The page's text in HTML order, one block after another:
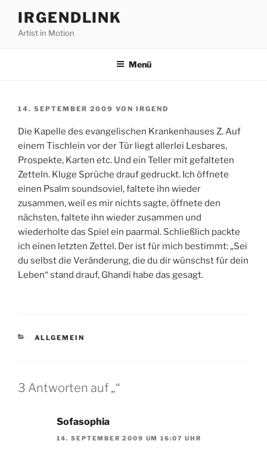
Inhalt
springen
IRGENDLINK
Artist in Motion
Menü
VERÖFFENTLICHT
14. SEPTEMBER 2009 VON IRGEND
Die Kapelle des evangelischen Krankenhauses Z. Auf
einem Tischlein vor der Tür liegt allerlei Lesbares,
Prospekte, Karten etc. Und ein Teller mit gefalteten
Zetteln. Kluge Sprüche drauf gedruckt. Ich öffnete
einen Psalm soundsoviel, faltete ihn wieder
zusammen, weil es mir nichts sagte, öffnete den
nächsten, faltete ihn wieder zusammen und
wiederholte das Spiel ein paarmal. Schließlich packte
ich einen letzten Zettel. Der ist für mich bestimmt: „Sei
du selbst die Veränderung, die du dir wünschst für dein
Leben“ stand drauf, Ghandi habe das gesagt.
KATEGORIEN
ALLGEMEIN
3 Antworten auf „“
Sofasophia
14. SEPTEMBER 2009 UM 16:07 UHR